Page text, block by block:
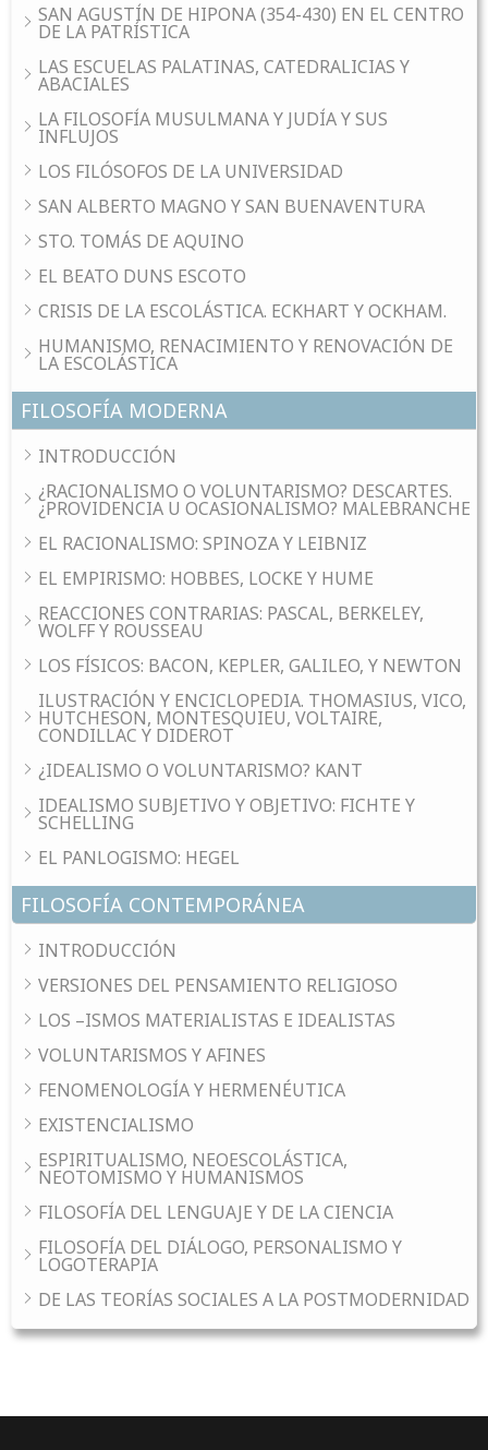
SAN AGUSTÍN DE HIPONA (354-430) EN EL CENTRO
DE LA PATRÍSTICA
LAS ESCUELAS PALATINAS, CATEDRALICIAS Y
ABACIALES
LA FILOSOFÍA MUSULMANA Y JUDÍA Y SUS
INFLUJOS
LOS FILÓSOFOS DE LA UNIVERSIDAD
SAN ALBERTO MAGNO Y SAN BUENAVENTURA
STO. TOMÁS DE AQUINO
EL BEATO DUNS ESCOTO
CRISIS DE LA ESCOLÁSTICA. ECKHART Y OCKHAM.
HUMANISMO, RENACIMIENTO Y RENOVACIÓN DE
LA ESCOLÁSTICA
FILOSOFÍA MODERNA
INTRODUCCIÓN
¿RACIONALISMO O VOLUNTARISMO? DESCARTES.
¿PROVIDENCIA U OCASIONALISMO? MALEBRANCHE
EL RACIONALISMO: SPINOZA Y LEIBNIZ
EL EMPIRISMO: HOBBES, LOCKE Y HUME
REACCIONES CONTRARIAS: PASCAL, BERKELEY,
WOLFF Y ROUSSEAU
LOS FÍSICOS: BACON, KEPLER, GALILEO, Y NEWTON
ILUSTRACIÓN Y ENCICLOPEDIA. THOMASIUS, VICO,
HUTCHESON, MONTESQUIEU, VOLTAIRE,
CONDILLAC Y DIDEROT
¿IDEALISMO O VOLUNTARISMO? KANT
IDEALISMO SUBJETIVO Y OBJETIVO: FICHTE Y
SCHELLING
EL PANLOGISMO: HEGEL
FILOSOFÍA CONTEMPORÁNEA
INTRODUCCIÓN
VERSIONES DEL PENSAMIENTO RELIGIOSO
LOS –ISMOS MATERIALISTAS E IDEALISTAS
VOLUNTARISMOS Y AFINES
FENOMENOLOGÍA Y HERMENÉUTICA
EXISTENCIALISMO
ESPIRITUALISMO, NEOESCOLÁSTICA,
NEOTOMISMO Y HUMANISMOS
FILOSOFÍA DEL LENGUAJE Y DE LA CIENCIA
FILOSOFÍA DEL DIÁLOGO, PERSONALISMO Y
LOGOTERAPIA
DE LAS TEORÍAS SOCIALES A LA POSTMODERNIDAD